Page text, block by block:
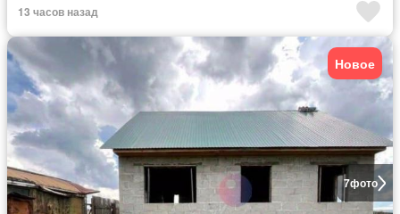
13 часов назад
7фото
Новое